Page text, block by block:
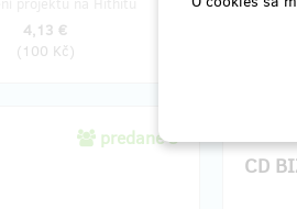
4,13 €
(100 Kč)
predané 3
CD